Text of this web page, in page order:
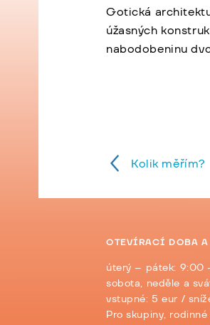
Gotická
úžasných
nabodobeninu
Kolik měřím?
OTEVÍRACÍ DOBA A
úterý – pátek: 9:00
sobota, neděle a
vstupné: 5 eur /
Pro skupiny,